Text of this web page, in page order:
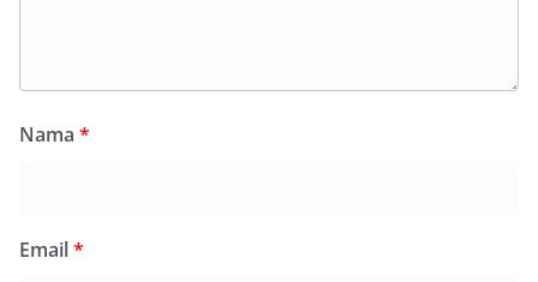
Nama *
Email*